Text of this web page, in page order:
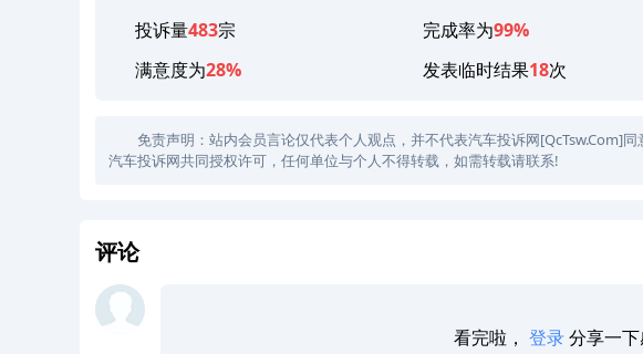
投诉量483宗 完成率为99%
满意度为28% 发表临时结果18次
免责声明：站内会员言论仅代表个人观点，并不代表汽车投诉网[QcTsw.Com]
汽车投诉网共同授权许可，任何单位与个人不得转载，如需转载请联系!
评论
看完啦， 登录分享一下